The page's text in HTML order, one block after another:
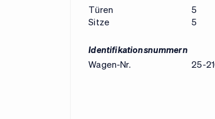
Türen
5
Sitze
5
Identifikationsnummern
Wagen-Nr.
25-